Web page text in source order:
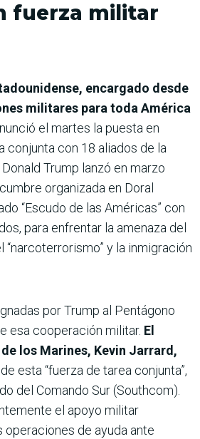
fuerza militar
encargado desde
militares para toda América
el martes la puesta en
conjunta con 18 aliados de la
Trump lanzó en marzo
organizada en Doral
“Escudo de las Américas” con
para enfrentar la amenaza del
“narcoterrorismo” y la inmigración
por Trump al Pentágono
esa cooperación militar. El
los Marines, Kevin Jarrard,
de esta “fuerza de tarea conjunta”,
del Comando Sur (Southcom).
el apoyo militar
operaciones de ayuda ante